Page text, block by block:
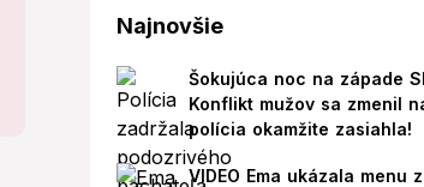
Najnovšie
Šokujúca noc na západe
Konflikt mužov sa zmenil
polícia okamžite zasiahla!
VIDEO Ema ukázala menu